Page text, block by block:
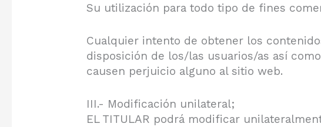
Su utilización para todo tipo de fines
Cualquier intento de obtener los
disposición de los/las usuarios/as así
causen perjuicio alguno al sitio web.
III.- Modificación unilateral;
EL TITULAR podrá modificar